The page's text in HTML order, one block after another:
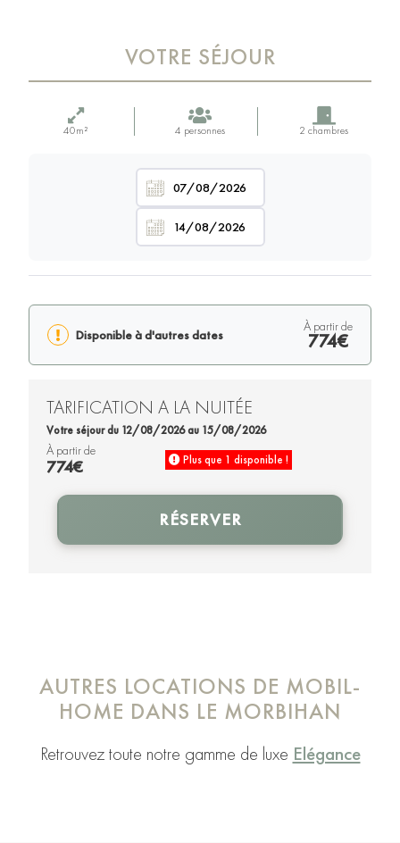
VOTRE SÉJOUR
40m² 4 personnes 2 chambres
Disponible à d'autres dates
à partir de
774€
TARIFICATION A LA NUITÉE
Votre séjour du 12/08/2026 au 15/08/2026
à partir de
774€ Plus que 1 disponible !
RÉSERVER
AUTRES LOCATIONS DE MOBIL-
HOME DANS LE MORBIHAN
Retrouvez toute notre gamme de luxe Elégance